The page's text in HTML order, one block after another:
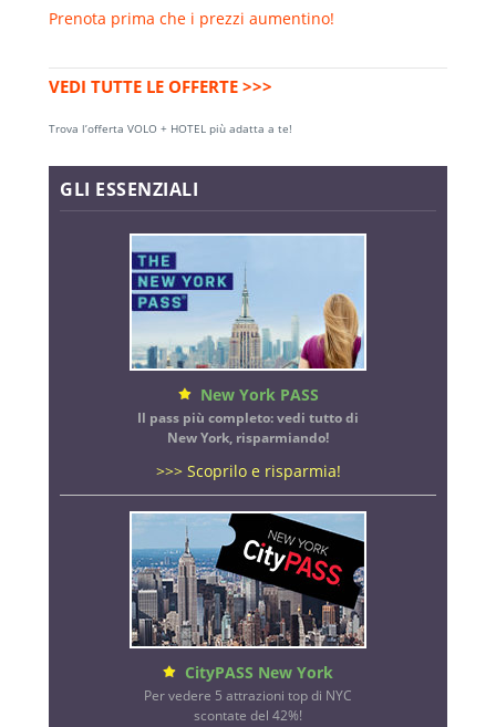
Prenota prima che i prezzi aumentino!
VEDI TUTTE LE OFFERTE >>>
Trova l’offerta VOLO + HOTEL più adatta a te!
GLI ESSENZIALI
New York PASS
Il pass più completo: vedi tutto di
New York, risparmiando!
>>> Scoprilo e risparmia!
CityPASS New York
Per vedere 5 attrazioni top di NYC
scontate del 42%!